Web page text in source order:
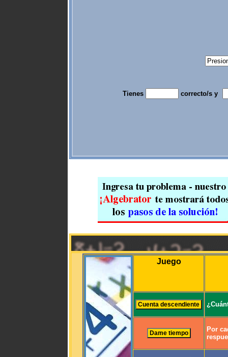
Tienes correcto/s y
Juego
Por